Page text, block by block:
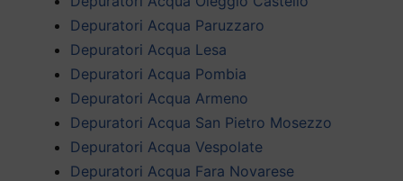
Depuratori Acqua Paruzzaro
Depuratori Acqua Lesa
Depuratori Acqua Pombia
Depuratori Acqua Armeno
Depuratori Acqua San Pietro Mosezzo
Depuratori Acqua Vespolate
Depuratori Acqua Fara Novarese